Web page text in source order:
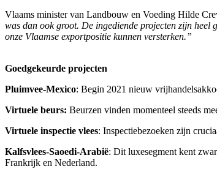
Vlaams minister van Landbouw en Voeding Hilde
was dan ook groot. De ingediende projecten zijn
onze Vlaamse exportpositie kunnen versterken.”
Goedgekeurde projecten
Pluimvee-Mexico: Begin 2021 nieuw
Virtuele beurs: Beurzen vinden momenteel steeds
Virtuele inspectie vlees: Inspectiebezoeken zijn
Kalfsvlees-Saoedi-Arabië: Dit luxesegment kent
Frankrijk en Nederland.